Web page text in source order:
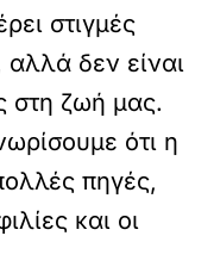
στιγμές
αλλά δεν είναι
στη ζωή μας.
ότι η
πηγές,
και οι